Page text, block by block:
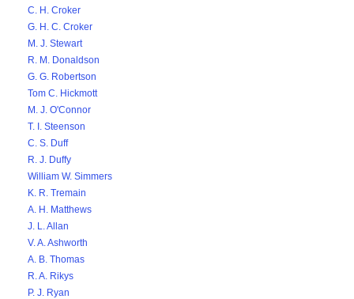
C. H. Croker
G. H. C. Croker
M. J. Stewart
R. M. Donaldson
G. G. Robertson
Tom C. Hickmott
M. J. O'Connor
T. I. Steenson
C. S. Duff
R. J. Duffy
William W. Simmers
K. R. Tremain
A. H. Matthews
J. L. Allan
V. A. Ashworth
A. B. Thomas
R. A. Rikys
P. J. Ryan